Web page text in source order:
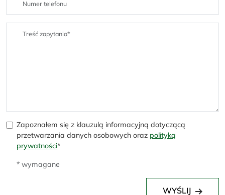
Zapoznałem się z klauzulą informacyjną dotyczącą
przetwarzania danych osobowych oraz polityką
prywatności*
* wymagane
WYŚLIJ